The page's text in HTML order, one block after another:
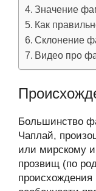
Значение
Как
Склонение
Видео про
Большинство
Чаплай,
или мирскому
прозвищ (по
происхождения